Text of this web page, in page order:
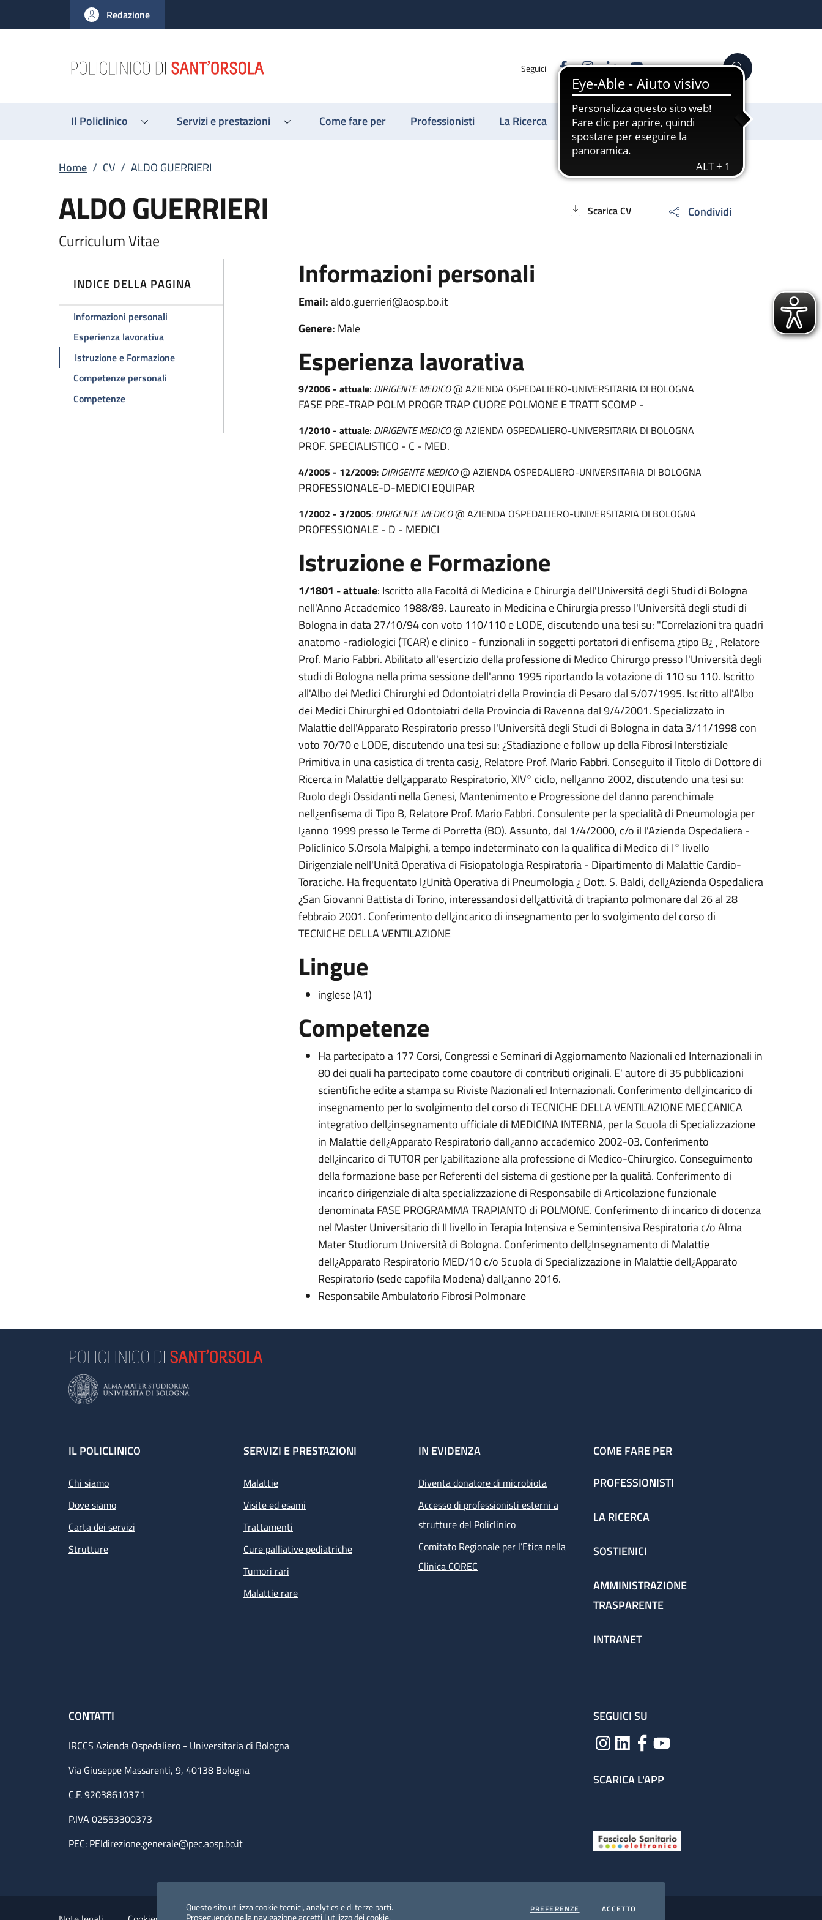
al contenuto principale
to footer content
Questo sito utilizza cookie tecnici, analytics e di terze parti.
Proseguendo nella navigazione accetti l'utilizzo dei cookie.
PREFERENZE COOKIESACCETTOI COOKIES
Redazione
Seguici FacebookInstagram
LinkedinYouTube Cerca
Il Policlinico Servizi e prestazioni Come fare per Professionisti La Ricerca Sostienici
Breadcrumb
Home / CV / ALDO GUERRIERI
ALDO GUERRIERI Scarica CV Condividi
Curriculum Vitae
INDICE DELLA PAGINA
Informazioni personali
Esperienza lavorativa
Istruzione e Formazione
Competenze personali
Competenze
Informazioni personali
Email:aldo.guerrieri@aosp.bo.it
Genere: Male
Esperienza lavorativa
9/2006 - attuale: DIRIGENTE MEDICO@ AZIENDA OSPEDALIERO-UNIVERSITARIA DI BOLOGNA
FASE PRE-TRAP POLM PROGR TRAP CUORE POLMONE E TRATT SCOMP -
1/2010 - attuale: DIRIGENTE MEDICO@ AZIENDA OSPEDALIERO-UNIVERSITARIA DI BOLOGNA
PROF. SPECIALISTICO - C - MED.
4/2005 - 12/2009: DIRIGENTE MEDICO@ AZIENDA OSPEDALIERO-UNIVERSITARIA DI BOLOGNA
PROFESSIONALE-D-MEDICI EQUIPAR
1/2002 - 3/2005: DIRIGENTE MEDICO@ AZIENDA OSPEDALIERO-UNIVERSITARIA DI BOLOGNA
PROFESSIONALE - D - MEDICI
Istruzione e Formazione
1/1801 - attuale: Iscritto alla Facoltà di Medicina e Chirurgia dell'Università degli Studi di Bologna
nell'Anno Accademico 1988/89. Laureato in Medicina e Chirurgia presso l'Università degli studi di
Bologna in data 27/10/94 con voto 110/110 e LODE, discutendo una tesi su: "Correlazioni tra quadri
anatomo -radiologici (TCAR) e clinico - funzionali in soggetti portatori di enfisema ¿tipo B¿ , Relatore
Prof. Mario Fabbri. Abilitato all'esercizio della professione di Medico Chirurgo presso l'Università degli
studi di Bologna nella prima sessione dell'anno 1995 riportando la votazione di 110 su 110. Iscritto
all'Albo dei Medici Chirurghi ed Odontoiatri della Provincia di Pesaro dal 5/07/1995. Iscritto all'Albo
dei Medici Chirurghi ed Odontoiatri della Provincia di Ravenna dal 9/4/2001. Specializzato in
Malattie dell'Apparato Respiratorio presso l'Università degli Studi di Bologna in data 3/11/1998 con
voto 70/70 e LODE, discutendo una tesi su: ¿Stadiazione e follow up della Fibrosi Interstiziale
Primitiva in una casistica di trenta casi¿, Relatore Prof. Mario Fabbri. Conseguito il Titolo di Dottore di
Ricerca in Malattie dell¿apparato Respiratorio, XIV° ciclo, nell¿anno 2002, discutendo una tesi su:
Ruolo degli Ossidanti nella Genesi, Mantenimento e Progressione del danno parenchimale
nell¿enfisema di Tipo B, Relatore Prof. Mario Fabbri. Consulente per la specialità di Pneumologia per
l¿anno 1999 presso le Terme di Porretta (BO). Assunto, dal 1/4/2000, c/o il l'Azienda Ospedaliera -
Policlinico S.Orsola Malpighi, a tempo indeterminato con la qualifica di Medico di I° livello
Dirigenziale nell'Unità Operativa di Fisiopatologia Respiratoria - Dipartimento di Malattie Cardio-
Toraciche. Ha frequentato l¿Unità Operativa di Pneumologia ¿ Dott. S. Baldi, dell¿Azienda Ospedaliera
¿San Giovanni Battista di Torino, interessandosi dell¿attività di trapianto polmonare dal 26 al 28
febbraio 2001. Conferimento dell¿incarico di insegnamento per lo svolgimento del corso di
TECNICHE DELLA VENTILAZIONE
Lingue
inglese (A1)
Competenze
Ha partecipato a 177 Corsi, Congressi e Seminari di Aggiornamento Nazionali ed Internazionali in
80 dei quali ha partecipato come coautore di contributi originali. E' autore di 35 pubblicazioni
scientifiche edite a stampa su Riviste Nazionali ed Internazionali. Conferimento dell¿incarico di
insegnamento per lo svolgimento del corso di TECNICHE DELLA VENTILAZIONE MECCANICA
integrativo dell¿insegnamento ufficiale di MEDICINA INTERNA, per la Scuola di Specializzazione
in Malattie dell¿Apparato Respiratorio dall¿anno accademico 2002-03. Conferimento
dell¿incarico di TUTOR per l¿abilitazione alla professione di Medico-Chirurgico. Conseguimento
della formazione base per Referenti del sistema di gestione per la qualità. Conferimento di
incarico dirigenziale di alta specializzazione di Responsabile di Articolazione funzionale
denominata FASE PROGRAMMA TRAPIANTO di POLMONE. Conferimento di incarico di docenza
nel Master Universitario di II livello in Terapia Intensiva e Semintensiva Respiratoria c/o Alma
Mater Studiorum Università di Bologna. Conferimento dell¿Insegnamento di Malattie
dell¿Apparato Respiratorio MED/10 c/o Scuola di Specializzazione in Malattie dell¿Apparato
Respiratorio (sede capofila Modena) dall¿anno 2016.
Responsabile Ambulatorio Fibrosi Polmonare
Footer
IL POLICLINICO
Chi siamo
Dove siamo
Carta dei servizi
Strutture
SERVIZI E PRESTAZIONI
Malattie
Visite ed esami
Trattamenti
Cure palliative pediatriche
Tumori rari
Malattie rare
IN EVIDENZA
Diventa donatore di microbiota
Accesso di professionisti esterni a
strutture del Policlinico
Comitato Regionale per l’Etica nella
Clinica COREC
COME FARE PER
PROFESSIONISTI
LA RICERCA
SOSTIENICI
AMMINISTRAZIONE
TRASPARENTE
INTRANET
CONTATTI
IRCCS Azienda Ospedaliero - Universitaria di Bologna
Via Giuseppe Massarenti, 9, 40138 Bologna
C.F. 92038610371
P.IVA 02553300373
PEC: PEIdirezione.generale@pec.aosp.bo.it
SEGUICI SU
SCARICA L'APP
Small prints
Useful links section